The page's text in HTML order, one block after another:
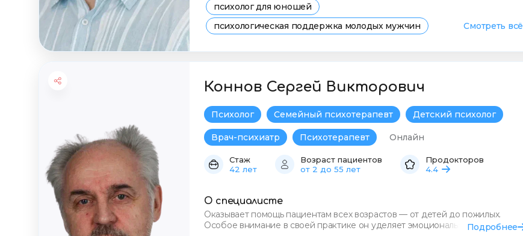
психолог для юношей
психологическая поддержка молодых мужчин
Смотреть всё
Коннов Сергей Викторович
Психолог Семейный психотерапевт Детский психолог
Врач-психиатр Психотерапевт Онлайн
Стаж
42 лет
Возраст пациентов
от 2 до 55 лет
Продокторов
4.4
О специалисте
Оказывает помощь пациентам всех возрастов — от детей до пожилых.
Особое внимание в своей практике он уделяет эмоциональным иПодробнее